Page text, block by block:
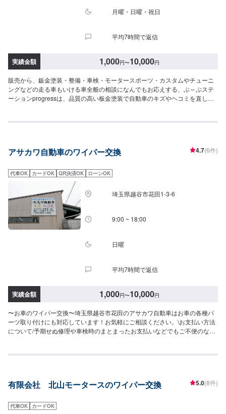
月曜・日曜・祝日
平均7時間で返信
実績金額 1,000円〜10,000円
販売から、鈑金塗装・整備・車検・モータースポーツ・カスタムやチューニ
ングなどの走る車もいける車全般の相談になんでもお応えする、ぶ～ぶステ
ーションprogressは、品質の高い板金塗装で自動車のキズやヘコミを直しま
ので、お気軽にお問い合わせください。ブレーキパッドの交換や車内のクリ
ドバイスを心掛けております。--------------------------------------------------【1】オ
作業開始【4】仕上がり次第納車-----納期について-----納期は通常即日で納車
となります。納期は前後する場合がございます。予め、ご了承ください。-----
代車について-----無料の代車をご用意しています。お車の作業中は代車をご利
用ください。※代車の燃料代はお客様にご負担いただいております。-----ご来
店時の注意、受付方法-----当工場は太田桐生インターチェンジから５分入庫の
際はお気をつけてお越しください。駐車スペースは工場前の空いているスペ
ースに駐車してください。受付はスタッフへ「メンテモで予約しました」と
アサカワ自動車のワイパー交換 4.7(6件)
代車OK カードOK QR決済OK ローンOK
埼玉県越谷市花田1-3-6
9:00 ~ 18:00
日曜
平均7時間で返信
実績金額 1,000円〜10,000円
〜お車のワイパー交換〜埼玉県越谷市花田のアサカワ自動車はお車の各種パ
ーツ取り付けにも対応しています！お気軽にご相談ください。\お支払い方法
について/予期せぬ修理や車検時のまとまったお支払いなどでもご不便のない
す。ご不明点はどうぞご遠慮なくお尋ねください。\パーツ持ち込みについて/
によっては対応できかねることもございますので、あらかじめご了承くださ
方はお気軽にお申し付けください。※燃料代はお客さま負担となります。\営
業時間・定休日/営業時間：8:45～18:00定休日：日曜日
有限会社 北山モータースのワイパー交換 5.0(8件)
代車OK カードOK